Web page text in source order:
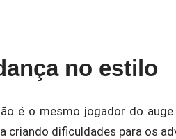
no estilo
é o mesmo jogador do
criando dificuldades para os